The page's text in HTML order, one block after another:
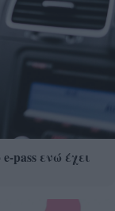
pass ενώ έχει